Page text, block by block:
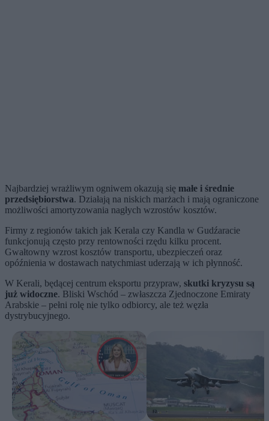
Najbardziej wrażliwym ogniwem okazują się małe i średnie
przedsiębiorstwa. Działają na niskich marżach i mają ograniczone
możliwości amortyzowania nagłych wzrostów kosztów.
Firmy z regionów takich jak Kerala czy Kandla w Gudźaracie
funkcjonują często przy rentowności rzędu kilku procent.
Gwałtowny wzrost kosztów transportu, ubezpieczeń oraz
opóźnienia w dostawach natychmiast uderzają w ich płynność.
W Kerali, będącej centrum eksportu przypraw, skutki kryzysu są
już widoczne. Bliski Wschód – zwłaszcza Zjednoczone Emiraty
Arabskie – pełni rolę nie tylko odbiorcy, ale też węzła
dystrybucyjnego.